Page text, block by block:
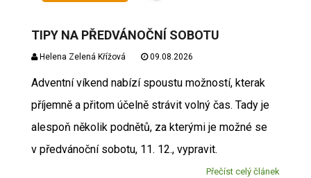
TIPY NA PŘEDVÁNOČNÍ SOBOTU
Helena Zelená Křížová 09.08.2026
Adventní víkend nabízí spoustu možností, kterak
příjemně a přitom účelně strávit volný čas. Tady je
alespoň několik podnětů, za kterými je možné se
v předvánoční sobotu, 11. 12., vypravit.
Přečíst celý článek